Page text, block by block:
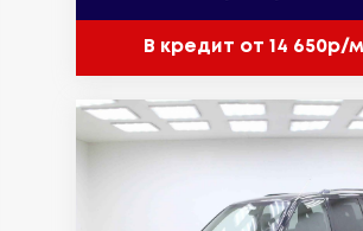
В кредит от 14 650р/